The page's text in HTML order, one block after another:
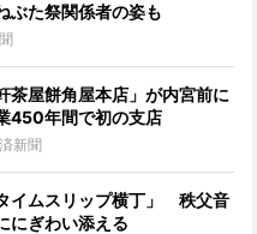
た祭関係者の姿も
茶屋餅角屋本店」が内宮前に
450年間で初の支店
新聞
イムスリップ横丁」 秩父音
にぎわい添える